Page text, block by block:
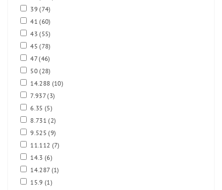
39(74)
41(60)
43(55)
45(78)
47(46)
50(28)
14.288 (10)
7.937(3)
6.35 (5)
8.731(2)
9.525(9)
11.112 (7)
14.3 (6)
14.287(1)
15.9 (1)